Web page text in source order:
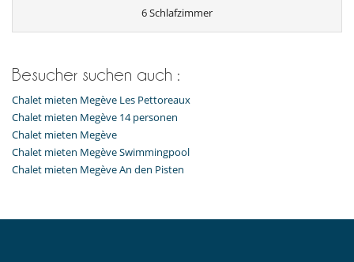
voll ausgestattete Küche
Personal
Haushälterin
Unterhaltung, Wohlbefinden & Sport
Bar
Fitnessgerät
Hanteln
6 Schlafzimmer
Besucher suchen auch :
Chalet mieten Megève Les Pettoreaux
Chalet mieten Megève 14 personen
Chalet mieten Megève
Chalet mieten Megève Swimmingpool
Chalet mieten Megève An den Pisten